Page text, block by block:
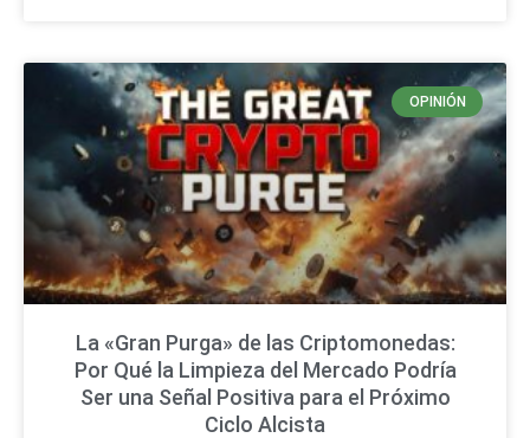
OPINIÓN
La «Gran Purga» de las Criptomonedas:
Por Qué la Limpieza del Mercado Podría
Ser una Señal Positiva para el Próximo
Ciclo Alcista